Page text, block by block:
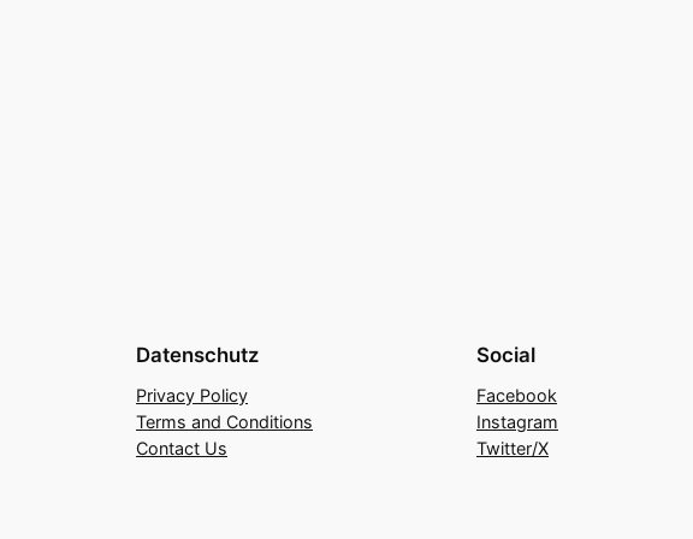
Datenschutz
Privacy Policy
Terms and Conditions
Contact Us
Social
Facebook
Instagram
Twitter/X